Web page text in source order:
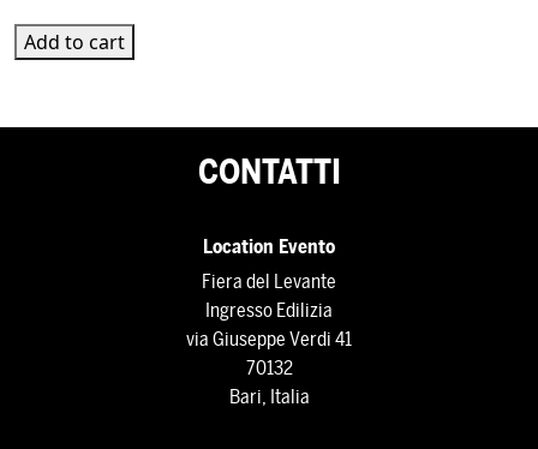
PL-2F-12 quantity
Add to cart
CONTATTI
Location Evento
Fiera del Levante
Ingresso Edilizia
via Giuseppe Verdi 41
70132
Bari, Italia